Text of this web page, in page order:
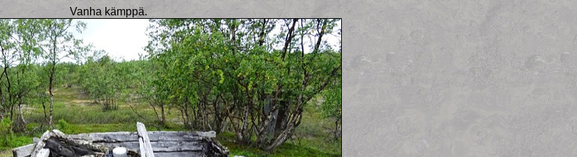
Vanha kämppä.